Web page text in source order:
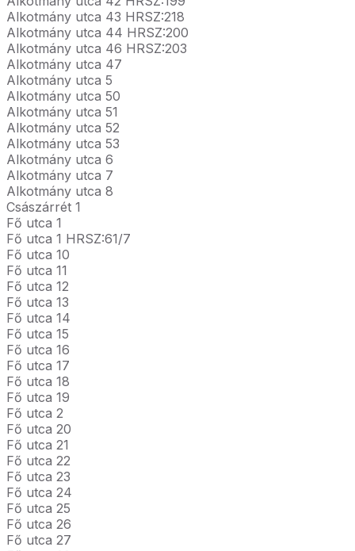
Alkotmány utca 43 HRSZ:218
Alkotmány utca 44 HRSZ:200
Alkotmány utca 46 HRSZ:203
Alkotmány utca 47
Alkotmány utca 5
Alkotmány utca 50
Alkotmány utca 51
Alkotmány utca 52
Alkotmány utca 53
Alkotmány utca 6
Alkotmány utca 7
Alkotmány utca 8
Császárrét 1
Fő utca 1
Fő utca 1 HRSZ:61/7
Fő utca 10
Fő utca 11
Fő utca 12
Fő utca 13
Fő utca 14
Fő utca 15
Fő utca 16
Fő utca 17
Fő utca 18
Fő utca 19
Fő utca 2
Fő utca 20
Fő utca 21
Fő utca 22
Fő utca 23
Fő utca 24
Fő utca 25
Fő utca 26
Fő utca 27